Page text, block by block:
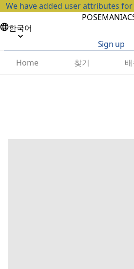
We have added user attributes
한국어
Sign up
Home
찾기